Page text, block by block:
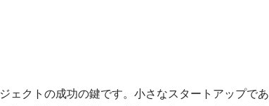
ェクトの成功の鍵です。小さなスタートアップであ